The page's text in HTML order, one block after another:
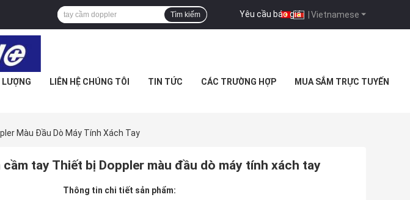
Vietnamese
Yêu cầu báo giá |
Tìm kiếm
LƯỢNG LIÊN HỆ CHÚNG TÔI TIN TỨC CÁC TRƯỜNG HỢP MUA SẮM TRỰC TUYẾN
Màu Đầu Dò Máy Tính Xách Tay
tay Thiết bị Doppler màu đầu dò máy tính xách tay
Thông tin chi tiết sản phẩm: